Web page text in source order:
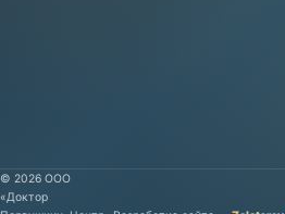
© 2026 ООО
«Доктор